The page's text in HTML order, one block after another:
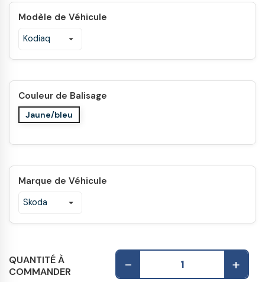
Modèle de Véhicule
Couleur de Balisage
Jaune/bleu
Marque de Véhicule
QUANTITÉ À
COMMANDER
- +